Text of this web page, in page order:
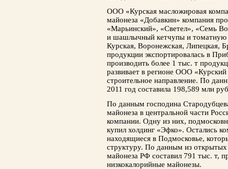
ООО «Курская масложировая
майонеза «Добавкин» компания
«Марьинский», «Светел», «Семь
и шашлычный кетчупы и томатную
Курская, Воронежская, Липецкая,
продукции экспортировалась в
производить более 1 тыс. т
развивает в регионе ООО
строительное направление. По
2011 год составила 198,589 млн
По данным господина
майонеза в центральной части
компании. Одну из них,
купил холдинг «Эфко». Остались
находящиеся в Подмосковье,
структуру. По данным из
майонеза РФ составил 791 тыс. т,
низкокалорийные майонезы.